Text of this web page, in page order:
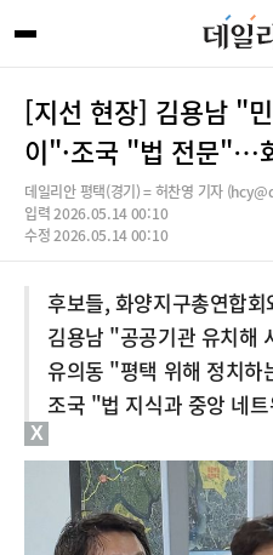
[지선 현장] 김용남 "
이"·조국 "법 전문"…
데일리안 평택(경기) = 허찬영 기자
입력 2026.05.14 00:10
수정 2026.05.14 00:10
후보들, 화양지구총연합회
김용남 "공공기관 유치해
유의동 "평택 위해 정치하
조국 "법 지식과 중앙 네
X